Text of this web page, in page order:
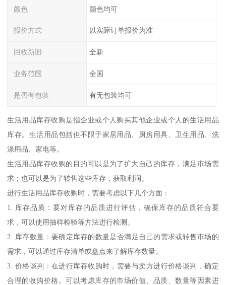
颜色 颜色均可
报价方式 以实际订单报价为准
回收新旧 全新
业务范围 全国
是否有包装 有无包装均可
生活用品库存收购是指企业或个人购买其他企业或个人的生活用品
库存。生活用品包括但不限于家居用品、厨房用具、卫生用品、洗
涤用品、家电等。
生活用品库存收购的目的可以是为了扩大自己的库存，满足市场需
求；也可以是为了转售这些库存，获取利润。
进行生活用品库存收购时，需要考虑以下几个方面：
1. 库存品质：要对库存的品质进行评估，确保库存的品质符合要
求，可以使用抽样检验等方法进行检测。
2. 库存数量：要确定库存的数量是否满足自己的需求或转售市场的
需求，可以通过库存清单或盘点来了解库存数量。
3. 价格谈判：在进行库存收购时，需要与卖方进行价格谈判，确定
合理的收购价格。可以考虑库存的市场价值、品质、数量等因素进